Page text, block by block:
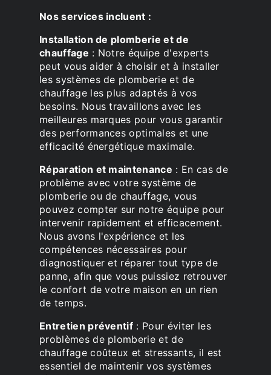
Nos services incluent :
Installation de plomberie et de
chauffage : Notre équipe d'experts
peut vous aider à choisir et à installer
les systèmes de plomberie et de
chauffage les plus adaptés à vos
besoins. Nous travaillons avec les
meilleures marques pour vous garantir
des performances optimales et une
efficacité énergétique maximale.
Réparation et maintenance : En cas de
problème avec votre système de
plomberie ou de chauffage, vous
pouvez compter sur notre équipe pour
intervenir rapidement et efficacement.
Nous avons l'expérience et les
compétences nécessaires pour
diagnostiquer et réparer tout type de
panne, afin que vous puissiez retrouver
le confort de votre maison en un rien
de temps.
Entretien préventif : Pour éviter les
problèmes de plomberie et de
chauffage coûteux et stressants, il est
essentiel de maintenir vos systèmes